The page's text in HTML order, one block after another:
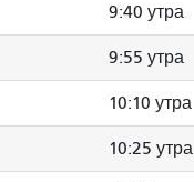
9:40 утра
9:55 утра
10:10 утра
10:25 утра